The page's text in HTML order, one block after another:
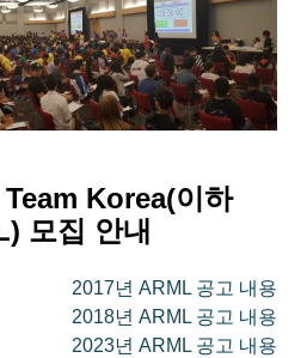
Korea(이하
모집 안내
2017년 ARML 공고 내용
2018년 ARML 공고 내용
2023년 ARML 공고 내용